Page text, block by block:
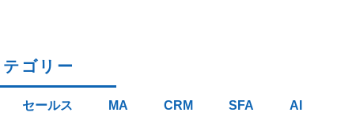
テゴリー
セールス MA CRM SFA AI